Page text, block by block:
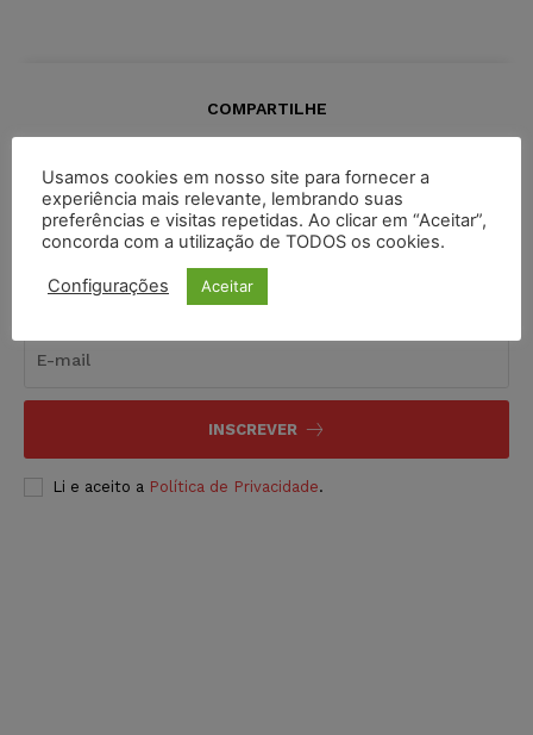
COMPARTILHE
Inscreva-se
INSCREVER
Li e aceito a Política de Privacidade.
Usamos cookies em nosso site para fornecer a
experiência mais relevante, lembrando suas
preferências e visitas repetidas. Ao clicar em “Aceitar”,
concorda com a utilização de TODOS os cookies.
Configurações Aceitar